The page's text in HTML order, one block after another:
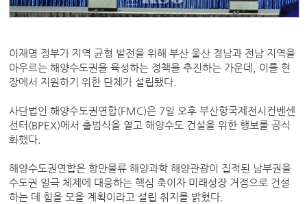
이재명 정부가 지역 균형 발전을 위해 부산 울산 경남과 전남 지역을
아우르는 해양수도권을 육성하는 정책을 추진하는 가운데, 이를 현
장에서 지원하기 위한 단체가 설립됐다.
사단법인 해양수도권연합(FMC)은 7일 오후 부산항국제전시컨벤센
선터(BPEX)에서 출범식을 열고 해양수도 건설을 위한 행보를 공식
화했다.
해양수도권연합은 항만물류 해양과학 해양관광이 집적된 남부권을
수도권 일극 체제에 대응하는 핵심 축이자 미래성장 거점으로 건설
하는 데 힘을 모을 계획이라고 설립 취지를 밝혔다.